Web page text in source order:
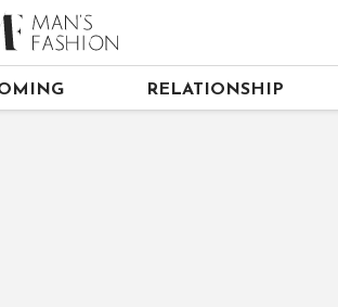
RELATIONSHIP